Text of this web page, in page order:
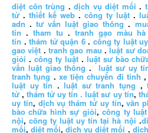
diệt côn trùng .dịch vụ diệt mối .
tử . thiết kế web . công ty luật .
adn .tư vấn luật giao thông .
tín . tham tu . tranh gạo màu
tín .thám tử quận 6. công ty luật
gao việt .tranh gao mau .luật sư
giỏi . công ty luật. luật sư bào
vấn luật giao thông . luật sư uy
tranh tụng . xe tiện chuyến đi tỉnh
luật uy tín .luật sư tranh tụng ,
tử ,thám tử uy tín . luật sư uy tín,
uy tín, dịch vụ thám tử uy tín,văn
bào chữa hình sự giỏi,công ty
nội,công ty luật uy tín tại hà nội .
mối,diệt mối,dịch vụ diệt mối .